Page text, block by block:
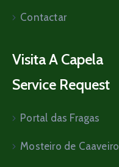
Contactar
Visita A Capela
Service Request
Portal das Fragas
Mosteiro de Caaveiro